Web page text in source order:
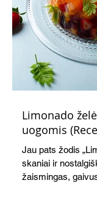
Limonado
uogomis
Jau pats žodis
skaniai ir
žaismingas, gaivus, lengvas ir daug